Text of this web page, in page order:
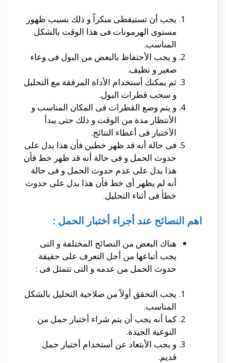
يجب أن تستيقظى مبكراً و ذلك بسبب ظهور
مستوى الهرمونات فى هذا الوقت بالشكل
المناسب.
و يجب الأحتفاظ بالبعض من البول فى وعاء
صغير و نظيف.
ثم يمكنك أستخدام الأداة المرفقة مع التحليل
و سحب قطرات البول.
و يتم وضع القطرات فى المكان المناسب و
الأنتظار مدة من الوقت و ذلك حتى يبدأ
الأختبار فى أعطاء النتائج.
فى حالة أنه قد ظهر خطين فأن هذا يدل على
حدوث الحمل و فى حالة أنه قد ظهر خط فأن
هذا يدل على عدم حدوث الحمل و فى حالة
أنه لم يظهر أى خط فأن هذا يدل على حدوث
خطأ فى أثناء التحليل.
اهم النصائح عند أجراء أختبار الحمل :
هناك البعض من النصائح المختلفة و التى
يجب أتباعها من أجل التعرف على حقيقة
حدوث الحمل من عدمه و التى تتمثل فى :
يجب التحقق أولاً من صلاحية التحليل بالشكل
المناسب.
كما أنه يجب أن يتم شراء أختبار حمل من
النوعية الجيدة.
و يجب الأبتعاد عن أستخدام أختبار حمل
قديم.